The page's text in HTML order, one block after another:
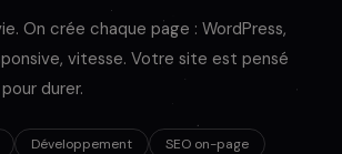
On crée chaque page : WordPress,
vitesse. Votre site est pensé
durer.
Développement
SEO on-page